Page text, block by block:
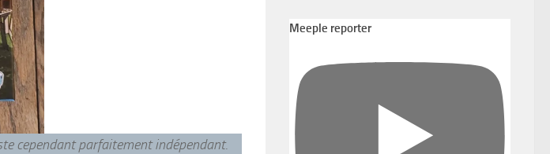
cependant parfaitement indépendant.
Meeple reporter